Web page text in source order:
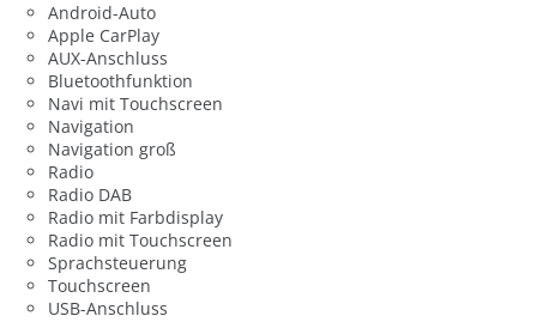
Android-Auto
Apple CarPlay
AUX-Anschluss
Bluetoothfunktion
Navi mit Touchscreen
Navigation
Navigation groß
Radio
Radio DAB
Radio mit Farbdisplay
Radio mit Touchscreen
Sprachsteuerung
Touchscreen
USB-Anschluss